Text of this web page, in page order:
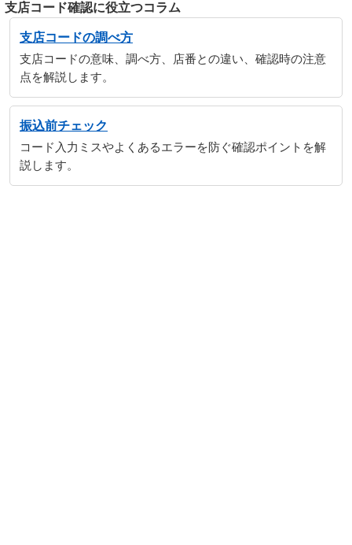
支店コード確認に役立つコラム
支店コードの調べ方
支店コードの意味、調べ方、店番との違い、確認時の注意
点を解説します。
振込前チェック
コード入力ミスやよくあるエラーを防ぐ確認ポイントを解
説します。